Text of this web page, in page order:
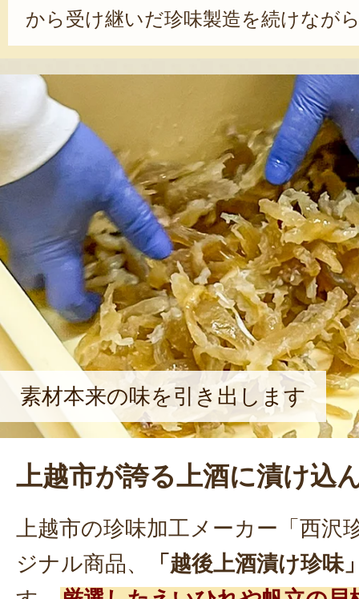
から受け継いだ珍味製造を続けなが
酒やワインを使った清酒漬けの商品
の目標は47都道府県の地酒を使った
「日本酒もワインも、それぞれに個
わせるのが面白いです。珍味屋とし
して、創造していきたいですね」と
素材本来の味を引き出します
上越市が誇る上酒に漬け込
上越市の珍味加工メーカー「西沢
ジナル商品、
「越後上酒漬け珍味